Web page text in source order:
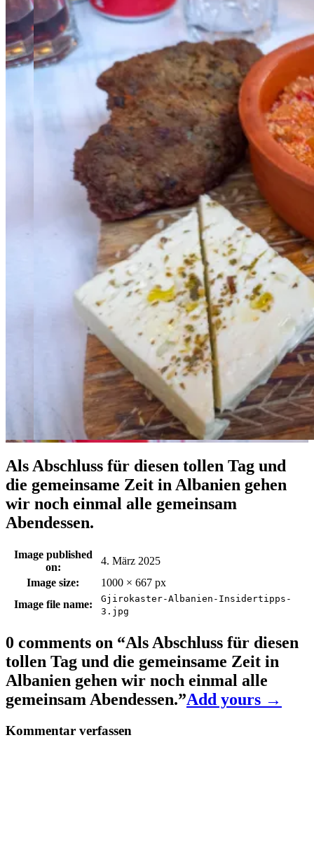
Als Abschluss für diesen tollen Tag und
die gemeinsame Zeit in Albanien gehen
wir noch einmal alle gemeinsam
Abendessen.
Image published
on:
4. März 2025
Image size:
1000 × 667 px
Image file name:
Gjirokaster-Albanien-Insidertipps-
3.jpg
0 comments on “Als Abschluss für diesen
tollen Tag und die gemeinsame Zeit in
Albanien gehen wir noch einmal alle
gemeinsam Abendessen.”Add yours →
Kommentar verfassen